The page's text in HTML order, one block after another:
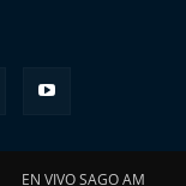
EN VIVO SAGO AM